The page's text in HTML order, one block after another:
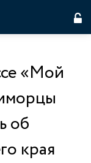
«Мой
об
края